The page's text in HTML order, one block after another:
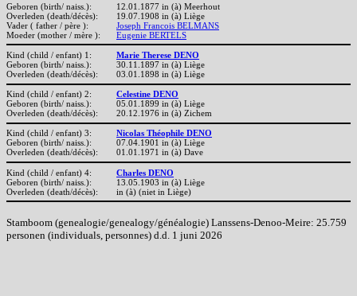
Geboren (birth/ naiss.):
12.01.1877 in (à) Meerhout
Overleden (death/décès):
19.07.1908 in (à) Liège
Vader ( father / père ):
Joseph Francois BELMANS
Moeder (mother / mère ):
Eugenie BERTELS
Kind (child / enfant) 1:
Marie Therese DENO
Geboren (birth/ naiss.):
30.11.1897 in (à) Liège
Overleden (death/décès):
03.01.1898 in (à) Liège
Kind (child / enfant) 2:
Celestine DENO
Geboren (birth/ naiss.):
05.01.1899 in (à) Liège
Overleden (death/décès):
20.12.1976 in (à) Zichem
Kind (child / enfant) 3:
Nicolas Théophile DENO
Geboren (birth/ naiss.):
07.04.1901 in (à) Liège
Overleden (death/décès):
01.01.1971 in (à) Dave
Kind (child / enfant) 4:
Charles DENO
Geboren (birth/ naiss.):
13.05.1903 in (à) Liège
Overleden (death/décès):
in (à) (niet in Liège)
Stamboom (genealogie/genealogy/généalogie) Lanssens-Denoo-Meire: 25.759
personen (individuals, personnes) d.d. 1 juni 2026